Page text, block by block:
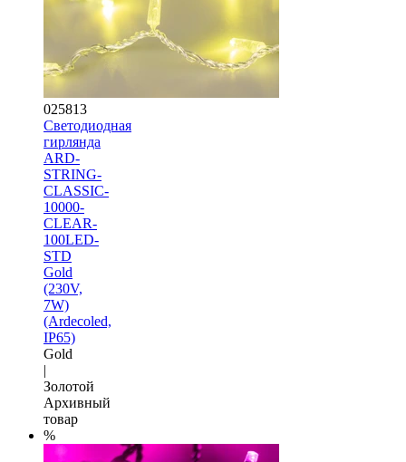
025813
Светодиодная
гирлянда
ARD-
STRING-
CLASSIC-
10000-
CLEAR-
100LED-
STD
Gold
(230V,
7W)
(Ardecoled,
IP65)
Gold
|
Золотой
Архивный
товар
%